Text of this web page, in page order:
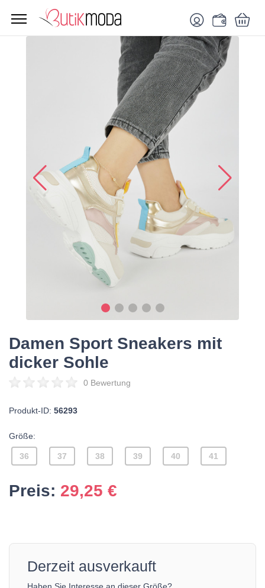
Damen Sport Sneakers mit
dicker Sohle
0 Bewertung
Produkt-ID: 56293
Größe:
36 37 38 39 40 41
Preis: 29,25 €
Derzeit ausverkauft